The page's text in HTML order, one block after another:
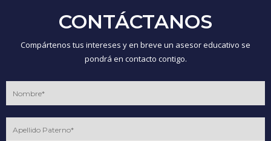
CONTÁCTANOS
Compártenos tus intereses y en breve un asesor educativo se
pondrá en contacto contigo.